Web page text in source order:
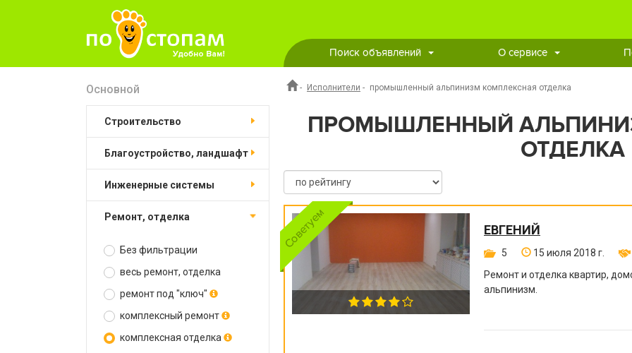
Поиск объявлений О сервисе
Основной
строительство
благоустройство, ландшафт
инженерные системы
ремонт, отделка
Без фильтрации
весь ремонт, отделка
ремонт под "ключ"
комплексный ремонт
комплексная отделка
- Исполнители - промышленный альпинизм комплексная отделка
ПРОМЫШЛЕННЫЙ
ОТДЕЛКА
ЕВГЕНИЙ
5 15 июля 2018 г.
Ремонт и отделка квартир,
альпинизм.